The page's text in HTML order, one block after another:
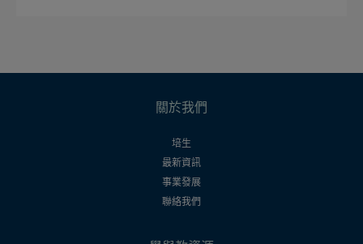
關於我們
培生
最新資訊
事業發展
聯絡我們